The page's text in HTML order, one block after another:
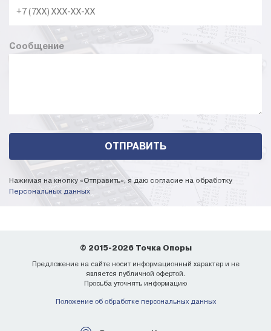
Сообщение
Нажимая на кнопку «Отправить», я даю согласие на обработку
Персональных данных
© 2015-2026 Точка Опоры
Предложение на сайте носит информационный характер и не
является публичной офертой.
Просьба уточнять информацию
Положение об обработке персональных данных